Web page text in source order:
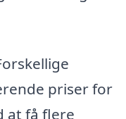
priser for
at få flere